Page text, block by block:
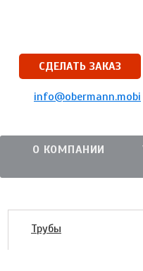
СДЕЛАТЬ ЗАКАЗ
info@obermann.mobi
О КОМПАНИИ
Трубы